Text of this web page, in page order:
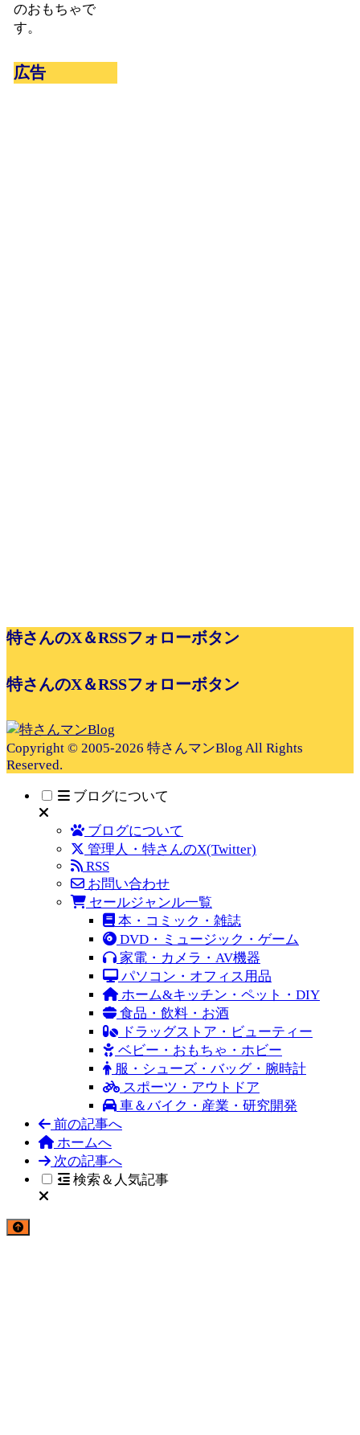
のおもちゃで
す。
広告
特さんのX＆RSSフォローボタン
特さんのX＆RSSフォローボタン
Copyright © 2005-2026 特さんマンBlog All Rights
Reserved.
ブログについて
ブログについて
管理人・特さんのX(Twitter)
RSS
お問い合わせ
セールジャンル一覧
本・コミック・雑誌
DVD・ミュージック・ゲーム
家電・カメラ・AV機器
パソコン・オフィス用品
ホーム&キッチン・ペット・DIY
食品・飲料・お酒
ドラッグストア・ビューティー
ベビー・おもちゃ・ホビー
服・シューズ・バッグ・腕時計
スポーツ・アウトドア
車＆バイク・産業・研究開発
前の記事へ
ホームへ
次の記事へ
検索＆人気記事